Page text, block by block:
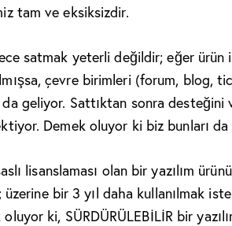
tam ve eksiksizdir.
satmak yeterli değildir; eğer ürün
çevre birimleri (forum, blog,
geliyor. Sattıktan sonra desteğini
Demek oluyor ki biz bunları
lisanslaması olan bir yazılım
üzerine bir 3 yıl daha kullanılmak
ki, SÜRDÜRÜLEBİLİR bir